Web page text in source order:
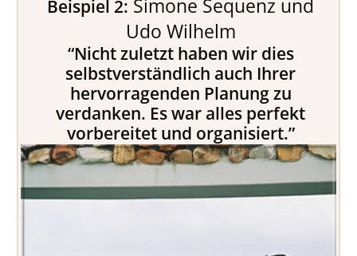
Beispiel 2: Simone Sequenz und
Udo Wilhelm
“Nicht zuletzt haben wir dies
selbstverständlich auch Ihrer
hervorragenden Planung zu
verdanken. Es war alles perfekt
vorbereitet und organisiert.”